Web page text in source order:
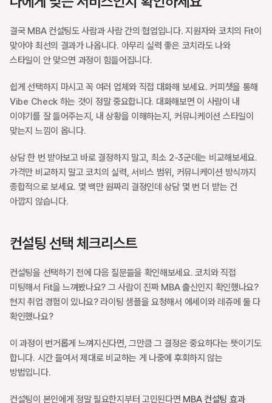
결국 MBA 컨설팅도 사람과 사람 간의 협업입니다. 지원자와 코치의 Fit이
맞아야 최선의 결과가 나옵니다. 아무리 실력 좋은 코치라도 나와
스타일이 안 맞으면 과정이 힘들어집니다.
쉽게 선택하지 마시고 꼭 여러 업체와 직접 대화해 보세요. 커피챗을 통해
Vibe Check 하는 것이 정말 중요합니다. 대화해보면 이 사람이 내
이야기를 잘 들어주는지, 내 상황을 이해하는지, 커뮤니케이션 스타일이
맞는지 느낌이 옵니다.
상담 한 번 받아보고 바로 결정하지 말고, 최소 2-3군데는 비교해보세요.
가격만 비교하지 말고 코치의 실력, 서비스 범위, 커뮤니케이션 방식까지
종합적으로 보세요. 몇 백만 원짜리 결정인데 상담 몇 번 더 받는 건
아깝지 않습니다.
컨설팅 선택 체크리스트
컨설팅을 선택하기 전에 다음 질문들을 확인해보세요. 코치와 직접
미팅해서 Fit을 느껴봤나요? 그 사람이 진짜 MBA 출신인지 확인했나요?
현지 취업 경험이 있나요? 라이팅 샘플을 요청해서 에세이와 레쥬메 둘 다
확인했나요?
이 과정이 번거롭게 느껴지신다면, 그만큼 그 결정은 중요하다는 뜻이기도
합니다. 시간 들여서 제대로 비교하는 게 나중에 후회하지 않는
방법입니다.
컨설팅이 본인에게 정말 필요한지부터 고민된다면 MBA 컨설팅 효과